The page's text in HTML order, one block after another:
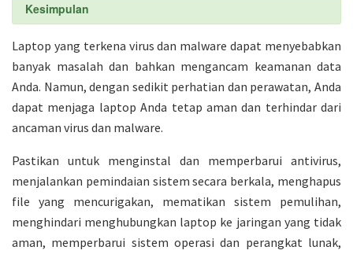
Kesimpulan
Laptop yang terkena virus dan malware dapat menyebabkan
banyak masalah dan bahkan mengancam keamanan data
Anda. Namun, dengan sedikit perhatian dan perawatan, Anda
dapat menjaga laptop Anda tetap aman dan terhindar dari
ancaman virus dan malware.
Pastikan untuk menginstal dan memperbarui antivirus,
menjalankan pemindaian sistem secara berkala, menghapus
file yang mencurigakan, mematikan sistem pemulihan,
menghindari menghubungkan laptop ke jaringan yang tidak
aman, memperbarui sistem operasi dan perangkat lunak,